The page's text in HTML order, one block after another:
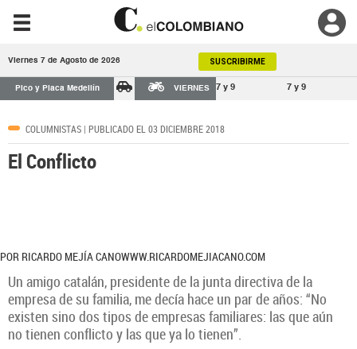
Viernes 7 de Agosto de 2026 SUSCRIBIRME
Pico y Placa Medellín VIERNES 7 y 9 7 y 9
COLUMNISTAS | PUBLICADO EL 03 DICIEMBRE 2018
El Conflicto
POR RICARDO MEJÍA CANOWWW.RICARDOMEJIACANO.COM
Un amigo catalán, presidente de la junta directiva de la
empresa de su familia, me decía hace un par de años: “No
existen sino dos tipos de empresas familiares: las que aún
no tienen conflicto y las que ya lo tienen”.